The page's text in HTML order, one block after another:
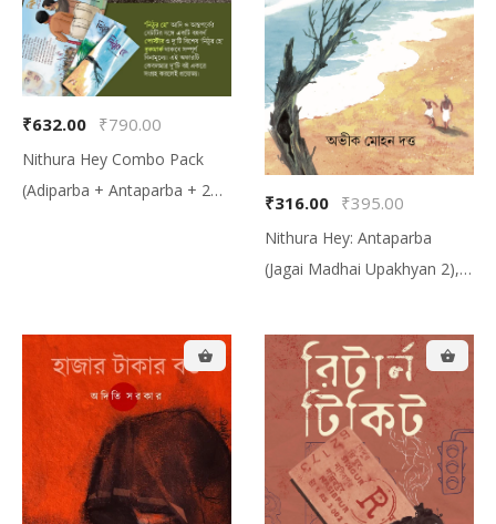
₹632.00 ₹790.00
Nithura Hey Combo Pack
(Adiparba + Antaparba + 2
₹316.00 ₹395.00
Nithura Hey: Antaparba
(Jagai Madhai Upakhyan 2),
২)